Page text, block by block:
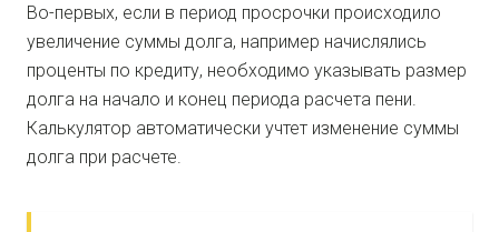
Во-первых, если в период просрочки происходило
увеличение суммы долга, например начислялись
проценты по кредиту, необходимо указывать размер
долга на начало и конец периода расчета пени.
Калькулятор автоматически учтет изменение суммы
долга при расчете.